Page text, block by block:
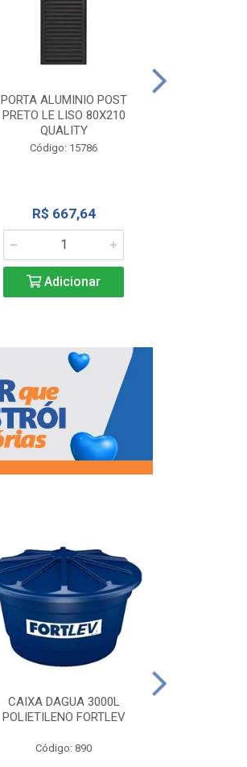
PORTA ALUMINIO POST
PRETO LE LISO 80X210
QUALITY
Código: 15786
R$ 667,64
Adicionar
CAIXA DAGUA 3000L
POLIETILENO FORTLEV
Código: 890